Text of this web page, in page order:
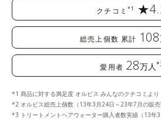
クチコミ*1
総売上個数 累計 108
愛用者 28万人
商品に対する満足度 オルビス みんなのクチコミよ
オルビス総売上個数（13年3月24日～23年7月の販売
トリートメントヘアウォーター購入者数実績（13